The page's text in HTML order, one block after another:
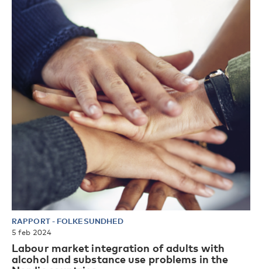
RAPPORT- FOLKESUNDHED
5 feb 2024
Labour market integration of adults with
alcohol and substance use problems in the